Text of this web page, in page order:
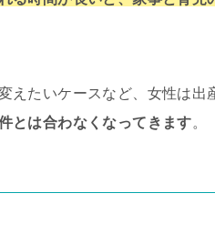
えたいケースなど、女性は出
とは合わなくなってきます。